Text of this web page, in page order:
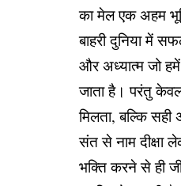
का मेल एक अहम
बाहरी दुनिया में
और अध्यात्म जो
जाता है। परंतु
मिलता, बल्कि सही
संत से नाम दीक्षा
भक्ति करने से ही